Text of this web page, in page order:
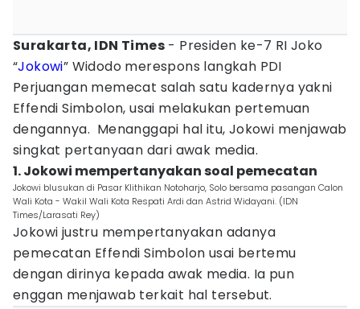
Surakarta, IDN Times - Presiden ke-7 RI Joko
“Jokowi” Widodo merespons langkah PDI
Perjuangan memecat salah satu kadernya yakni
Effendi Simbolon, usai melakukan pertemuan
dengannya. Menanggapi hal itu, Jokowi menjawab
singkat pertanyaan dari awak media.
1. Jokowi mempertanyakan soal pemecatan
Jokowi blusukan di Pasar Klithikan Notoharjo, Solo bersama pasangan Calon
Wali Kota - Wakil Wali Kota Respati Ardi dan Astrid Widayani. (IDN
Times/Larasati Rey)
Jokowi justru mempertanyakan adanya
pemecatan Effendi Simbolon usai bertemu
dengan dirinya kepada awak media. Ia pun
enggan menjawab terkait hal tersebut.